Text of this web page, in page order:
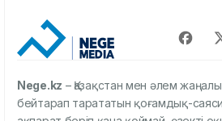
Nege.kz – Қазақстан мен әлем
бейтарап тарататын қоғамдық-